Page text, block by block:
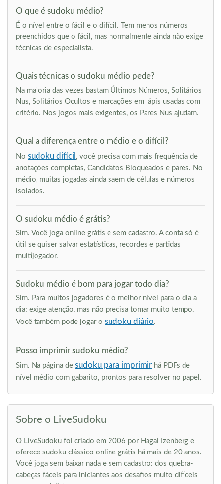
O que é sudoku médio?
É o nível entre o fácil e o difícil. Tem menos números
preenchidos que o fácil, mas normalmente ainda não exige
técnicas de especialista.
Quais técnicas o sudoku médio pede?
Na maioria das vezes bastam Últimos Números, Solitários
Nus, Solitários Ocultos e marcações em lápis usadas com
critério. Nos jogos mais exigentes, os Pares Nus ajudam.
Qual a diferença entre o médio e o difícil?
No sudoku difícil , você precisa com mais frequência de
anotações completas, Candidatos Bloqueados e pares. No
médio, muitas jogadas ainda saem de células e números
isolados.
O sudoku médio é grátis?
Sim. Você joga online grátis e sem cadastro. A conta só é
útil se quiser salvar estatísticas, recordes e partidas
multijogador.
Sudoku médio é bom para jogar todo dia?
Sim. Para muitos jogadores é o melhor nível para o dia a
dia: exige atenção, mas não precisa tomar muito tempo.
Você também pode jogar o sudoku diário.
Posso imprimir sudoku médio?
Sim. Na página de sudoku para imprimir há PDFs de
nível médio com gabarito, prontos para resolver no papel.
Sobre o LiveSudoku
O LiveSudoku foi criado em 2006 por Hagai Izenberg e
oferece sudoku clássico online grátis há mais de 20 anos.
Você joga sem baixar nada e sem cadastro: dos quebra-
cabeças fáceis para iniciantes aos desafios muito difíceis